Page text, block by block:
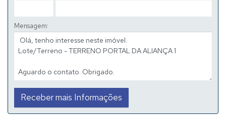
Mensagem: